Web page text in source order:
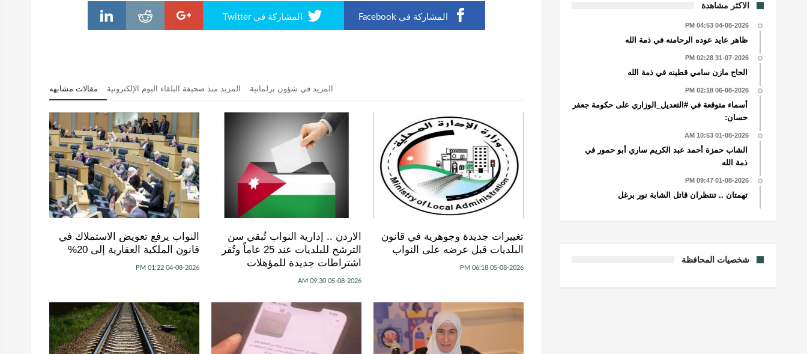
المشاركة في Facebook المشاركة في Twitter
مقالات مشابهه المزيد منذ صحيفة البلقاء اليوم الإلكترونية المزيد في شؤون برلمانية
تغييرات جديدة وجوهرية في قانون
البلديات قبل عرضه على النواب
05-08-2026 06:18 PM
الاردن .. إدارية النواب تُبقي سن
الترشح للبلديات عند 25 عاماً وتُقر
اشتراطات جديدة للمؤهلات
05-08-2026 09:30 AM
النواب يرفع تعويض الاستملاك في
قانون الملكية العقارية إلى 20%
04-08-2026 01:22 PM
الاكثر مشاهدة
04-08-2026 04:53 PM
ظاهر عايد عوده الرحامنه في ذمة الله
31-07-2026 02:28 PM
الحاج مازن سامي قطينه في ذمة الله
06-08-2026 02:18 PM
أسماء متوقعة في #التعديل_الوزاري على حكومة جعفر
حسان:
01-08-2026 10:53 AM
الشاب حمزة أحمد عبد الكريم ساري أبو حمور في
ذمة الله
01-08-2026 09:47 PM
تهمتان .. تنتظران قاتل الشابة نور برغل
شخصيات المحافظة